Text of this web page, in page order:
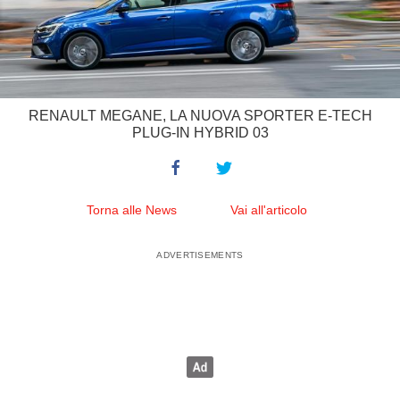
RENAULT MEGANE, LA NUOVA SPORTER E-TECH
PLUG-IN HYBRID 03
Torna alle News Vai all'articolo